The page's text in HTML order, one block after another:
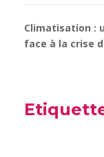
Climatisation :
face à la crise